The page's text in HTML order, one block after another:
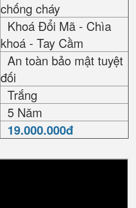
chống cháy
Khoá Đổi Mã - Chìa
khoá - Tay Cầm
An toàn bảo mật tuyệt
đối
Trắng
5 Năm
19.000.000đ